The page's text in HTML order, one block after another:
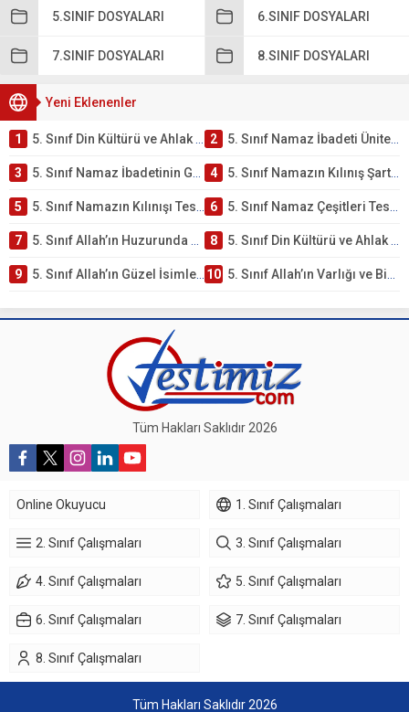
5.SINIF DOSYALARI 6.SINIF DOSYALARI
7.SINIF DOSYALARI 8.SINIF DOSYALARI
Yeni Eklenenler
1 5. Sınıf Din Kültürü ve Ahlak Bilgisi 2. Ünite: Namaz İbadeti Çalışmaları 2 5. Sınıf Namaz İbadeti Ünite Testi – Online Çöz
3 5. Sınıf Namaz İbadetinin Getirdiği Faydalar Testi 4 5. Sınıf Namazın Kılınış Şartları Testi
5 5. Sınıf Namazın Kılınışı Testi – Online Çöz 6 5. Sınıf Namaz Çeşitleri Testi – Online Çöz
7 5. Sınıf Allah’ın Huzurunda Olmak – Namaz İbadeti Testi 8 5. Sınıf Din Kültürü ve Ahlak Bilgisi 1. Ünite: Allah İnancı Çalışmaları
9 5. Sınıf Allah’ın Güzel İsimleri Testi – Online Çöz 10 5. Sınıf Allah’ın Varlığı ve Birliği Testi – Online Çöz
Tüm Hakları Saklıdır 2026
Online Okuyucu 1. Sınıf Çalışmaları
2. Sınıf Çalışmaları 3. Sınıf Çalışmaları
4. Sınıf Çalışmaları 5. Sınıf Çalışmaları
6. Sınıf Çalışmaları 7. Sınıf Çalışmaları
8. Sınıf Çalışmaları
Tüm Hakları Saklıdır 2026